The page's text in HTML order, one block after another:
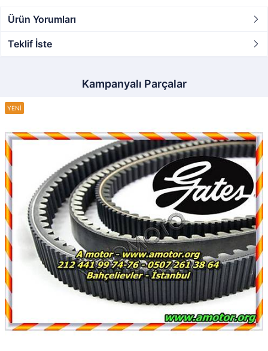
Ürün Yorumları
Teklif İste
Kampanyalı Parçalar